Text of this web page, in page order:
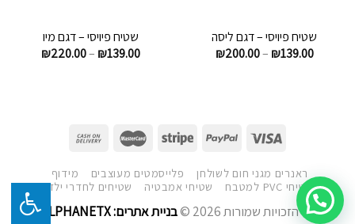
שטיח פיויסי – דגם ליסה
₪139.00
–
₪200.00
שטיח פיויסי – דגם מיו
₪139.00
–
₪220.00
ראנרים מגני חום לשולחן פלייסמטים מעוצבים
מידוף
שטיחי PVC למטבח
שטיחי אמבטיה שטיחים לחדרי ילדים
כל הזכויות שמורות 2026 © בניית אתרים: ALPHANETX